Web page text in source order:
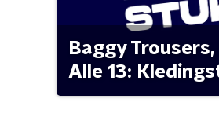
Baggy
Alle 13: